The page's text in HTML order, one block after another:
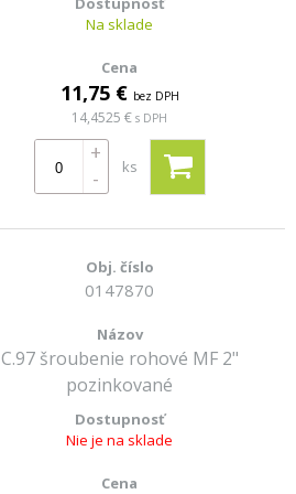
Na sklade
11,75 € bez DPH
14,4525 € s DPH
+
-
ks
0147870
C.97 šroubenie rohové MF 2"
pozinkované
Nie je na sklade